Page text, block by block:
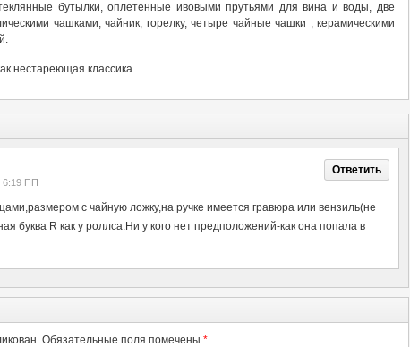
бутылки, оплетенные ивовыми прутьями для вина и воды, две
чашками, чайник, горелку, четыре чайные чашки , керамическими
нестареющая классика.
Ответить
6:19 ПП
с чайную ложку,на ручке имеется гравюра или вензиль(не
буква R как у роллса.Ни у кого нет предположений-как она попала в
Обязательные поля помечены *